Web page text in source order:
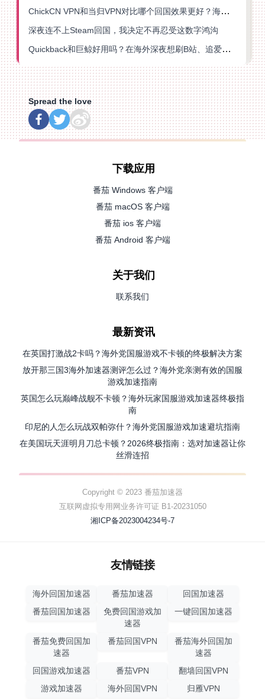
ChickCN VPN和当归VPN对比哪个回国效果更好？海外党亲测后选了它
深夜连不上Steam回国，我决定不再忍受这数字鸿沟
Quickback和巨鲸好用吗？在海外深夜想刷B站、追爱奇艺的你，或许正需要这份答案
Spread the love
下载应用
番茄 Windows 客户端
番茄 macOS 客户端
番茄 ios 客户端
番茄 Android 客户端
关于我们
联系我们
最新资讯
在英国打激战2卡吗？海外党国服游戏不卡顿的终极解决方案
放开那三国3海外加速器测评怎么过？海外党亲测有效的国服
游戏加速指南
英国怎么玩巅峰战舰不卡顿？海外玩家国服游戏加速器终极指
南
印尼的人怎么玩战双帕弥什？海外党国服游戏加速避坑指南
在美国玩天涯明月刀总卡顿？2026终极指南：选对加速器让你
丝滑连招
Copyright © 2023 番茄加速器
互联网虚拟专用网业务许可证 B1-20231050
湘ICP备2023004234号-7
友情链接
海外回国加速器 番茄加速器
回国加速器
番茄回国加速器
免费回国游戏加
速器
一键回国加速器
番茄免费回国加
速器
番茄回国VPN
番茄海外回国加
速器
回国游戏加速器
番茄VPN
翻墙回国VPN
游戏加速器
海外回国VPN 归雁VPN